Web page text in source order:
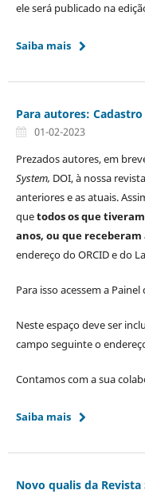
ele será publicado na
Saiba mais
Para autores:
01-02-2023
Prezados autores, em
System, DOI, à nossa
anteriores e as atuais.
quetodos os que
anos, ou que
endereço do ORCID e do
Para isso acessem a
Neste espaço deve ser
campo seguinte o
Contamos com a sua
Saiba mais
Novo qualis da Revista